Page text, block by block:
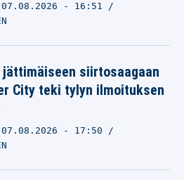
07.08.2026 - 16:51
jättimäiseen siirtosaagaan
City teki tylyn ilmoituksen
07.08.2026 - 17:50